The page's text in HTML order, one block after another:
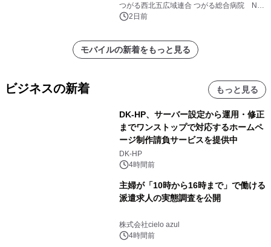
つがる西北五広域連合 つがる総合病院 NTT
ドコモビジネス株式会社
2日前
モバイルの新着をもっと見る
ビジネスの新着 もっと見る
DK-HP、サーバー設定から運用・修正
までワンストップで対応するホームペ
ージ制作請負サービスを提供中
DK-HP
4時間前
主婦が「10時から16時まで」で働ける
派遣求人の実態調査を公開
株式会社cielo azul
4時間前